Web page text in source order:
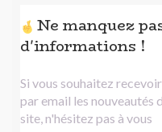
Ne manquez
d'informations !
Si vous souhaitez recevoir
par email les nouveautés
site, n'hésitez pas à vous